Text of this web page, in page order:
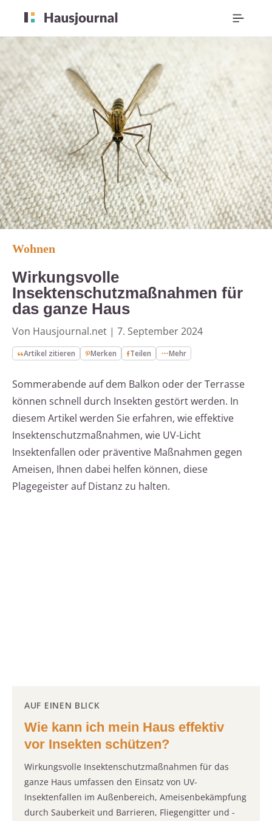
Wohnen
Wirkungsvolle
Insektenschutzmaßnahmen für
das ganze Haus
Von Hausjournal.net | 7. September 2024
Artikel zitieren Merken Teilen Mehr
Sommerabende auf dem Balkon oder der Terrasse
können schnell durch Insekten gestört werden. In
diesem Artikel werden Sie erfahren, wie effektive
Insektenschutzmaßnahmen, wie UV-Licht
Insektenfallen oder präventive Maßnahmen gegen
Ameisen, Ihnen dabei helfen können, diese
Plagegeister auf Distanz zu halten.
AUF EINEN BLICK
Wie kann ich mein Haus effektiv
vor Insekten schützen?
Wirkungsvolle Insektenschutzmaßnahmen für das
ganze Haus umfassen den Einsatz von UV-
Insektenfallen im Außenbereich, Ameisenbekämpfung
durch Sauberkeit und Barrieren, Fliegengitter und -